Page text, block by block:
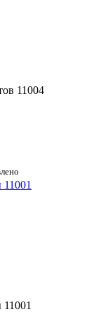
11004